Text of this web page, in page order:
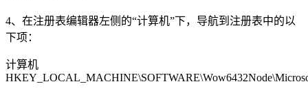
4、在注册表编辑器左侧的“计算机”下，导航到注册表中的以
下项：
计算机